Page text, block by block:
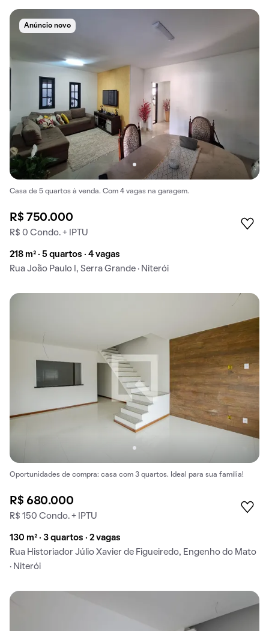
Anúncio novo
Casa de 5 quartos à venda. Com 4 vagas na garagem.
R$ 750.000
R$ 0 Condo. + IPTU
218 m² · 5 quartos · 4 vagas
Rua João Paulo I, Serra Grande · Niterói
Oportunidades de compra: casa com 3 quartos. Ideal para sua família!
R$ 680.000
R$ 150 Condo. + IPTU
130 m² · 3 quartos · 2 vagas
Rua Historiador Júlio Xavier de Figueiredo, Engenho do Mato
· Niterói